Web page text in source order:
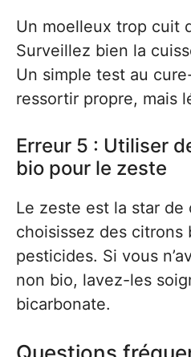
Un moelleux trop cuit
Surveillez bien la
Un simple test au
ressortir propre, mais
Erreur 5 : Utiliser
bio pour le zeste
Le zeste est la star
choisissez des citrons
pesticides. Si vous
non bio, lavez-les
bicarbonate.